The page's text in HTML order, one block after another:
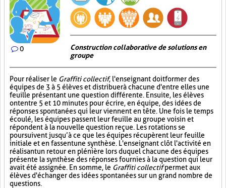
0
Construction collaborative de solutions en
groupe
Pour réaliser le Graffiti collectif, l'enseignant doit former des
équipes de 3 à 5 élèves et distribuer à chacune d'entre elles une
feuille présentant une question différente. Ensuite, les élèves
ont entre 5 et 10 minutes pour écrire, en équipe, des idées de
réponses spontanées qui leur viennent en tête. Une fois le temps
écoulé, les équipes passent leur feuille au groupe voisin et
répondent à la nouvelle question reçue. Les rotations se
poursuivent jusqu’à ce que les équipes récupèrent leur feuille
initiale et en fassent une synthèse. L'enseignant clôt l'activité en
réalisant un retour en plénière lors duquel chacune des équipes
présente la synthèse des réponses fournies à la question qui leur
avait été assignée. En somme, le Graffiti collectifpermet aux
élèves d'échanger des idées spontanées sur un grand nombre de
questions.